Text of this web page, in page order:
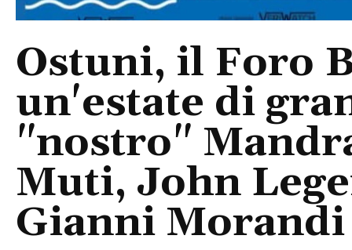
Ostuni, il Foro
un'estate di
"nostro"
Muti, John
Gianni Morandi